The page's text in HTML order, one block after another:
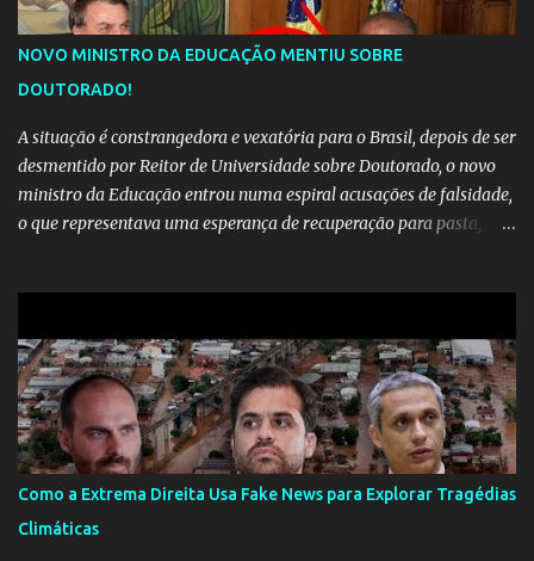
NOVO MINISTRO DA EDUCAÇÃO MENTIU SOBRE
DOUTORADO!
A situação é constrangedora e vexatória para o Brasil, depois de ser
desmentido por Reitor de Universidade sobre Doutorado, o novo
ministro da Educação entrou numa espiral acusações de falsidade,
o que representava uma esperança de recuperação para pasta,
meio vai ter o seu terceiro ministro no comando, depois da
insensatez de Vélez e as loucuras ideológicas de Weintraub, parecia
que a ala influenciada por Olavo de Carvalho tinha perdido força
na gestão... Mas as mentiras de Carlos Alberto Decotelli podem
trazer mais problemas do que soluções a Educação brasileira,
afinal de contas como acreditar em algo proposto pelo novo
ministro sem imaginar que ele só esta querendo auferir vantagens
pessoais em uma pasta de tamanha envergadura e influência na
Como a Extrema Direita Usa Fake News para Explorar Tragédias
Climáticas